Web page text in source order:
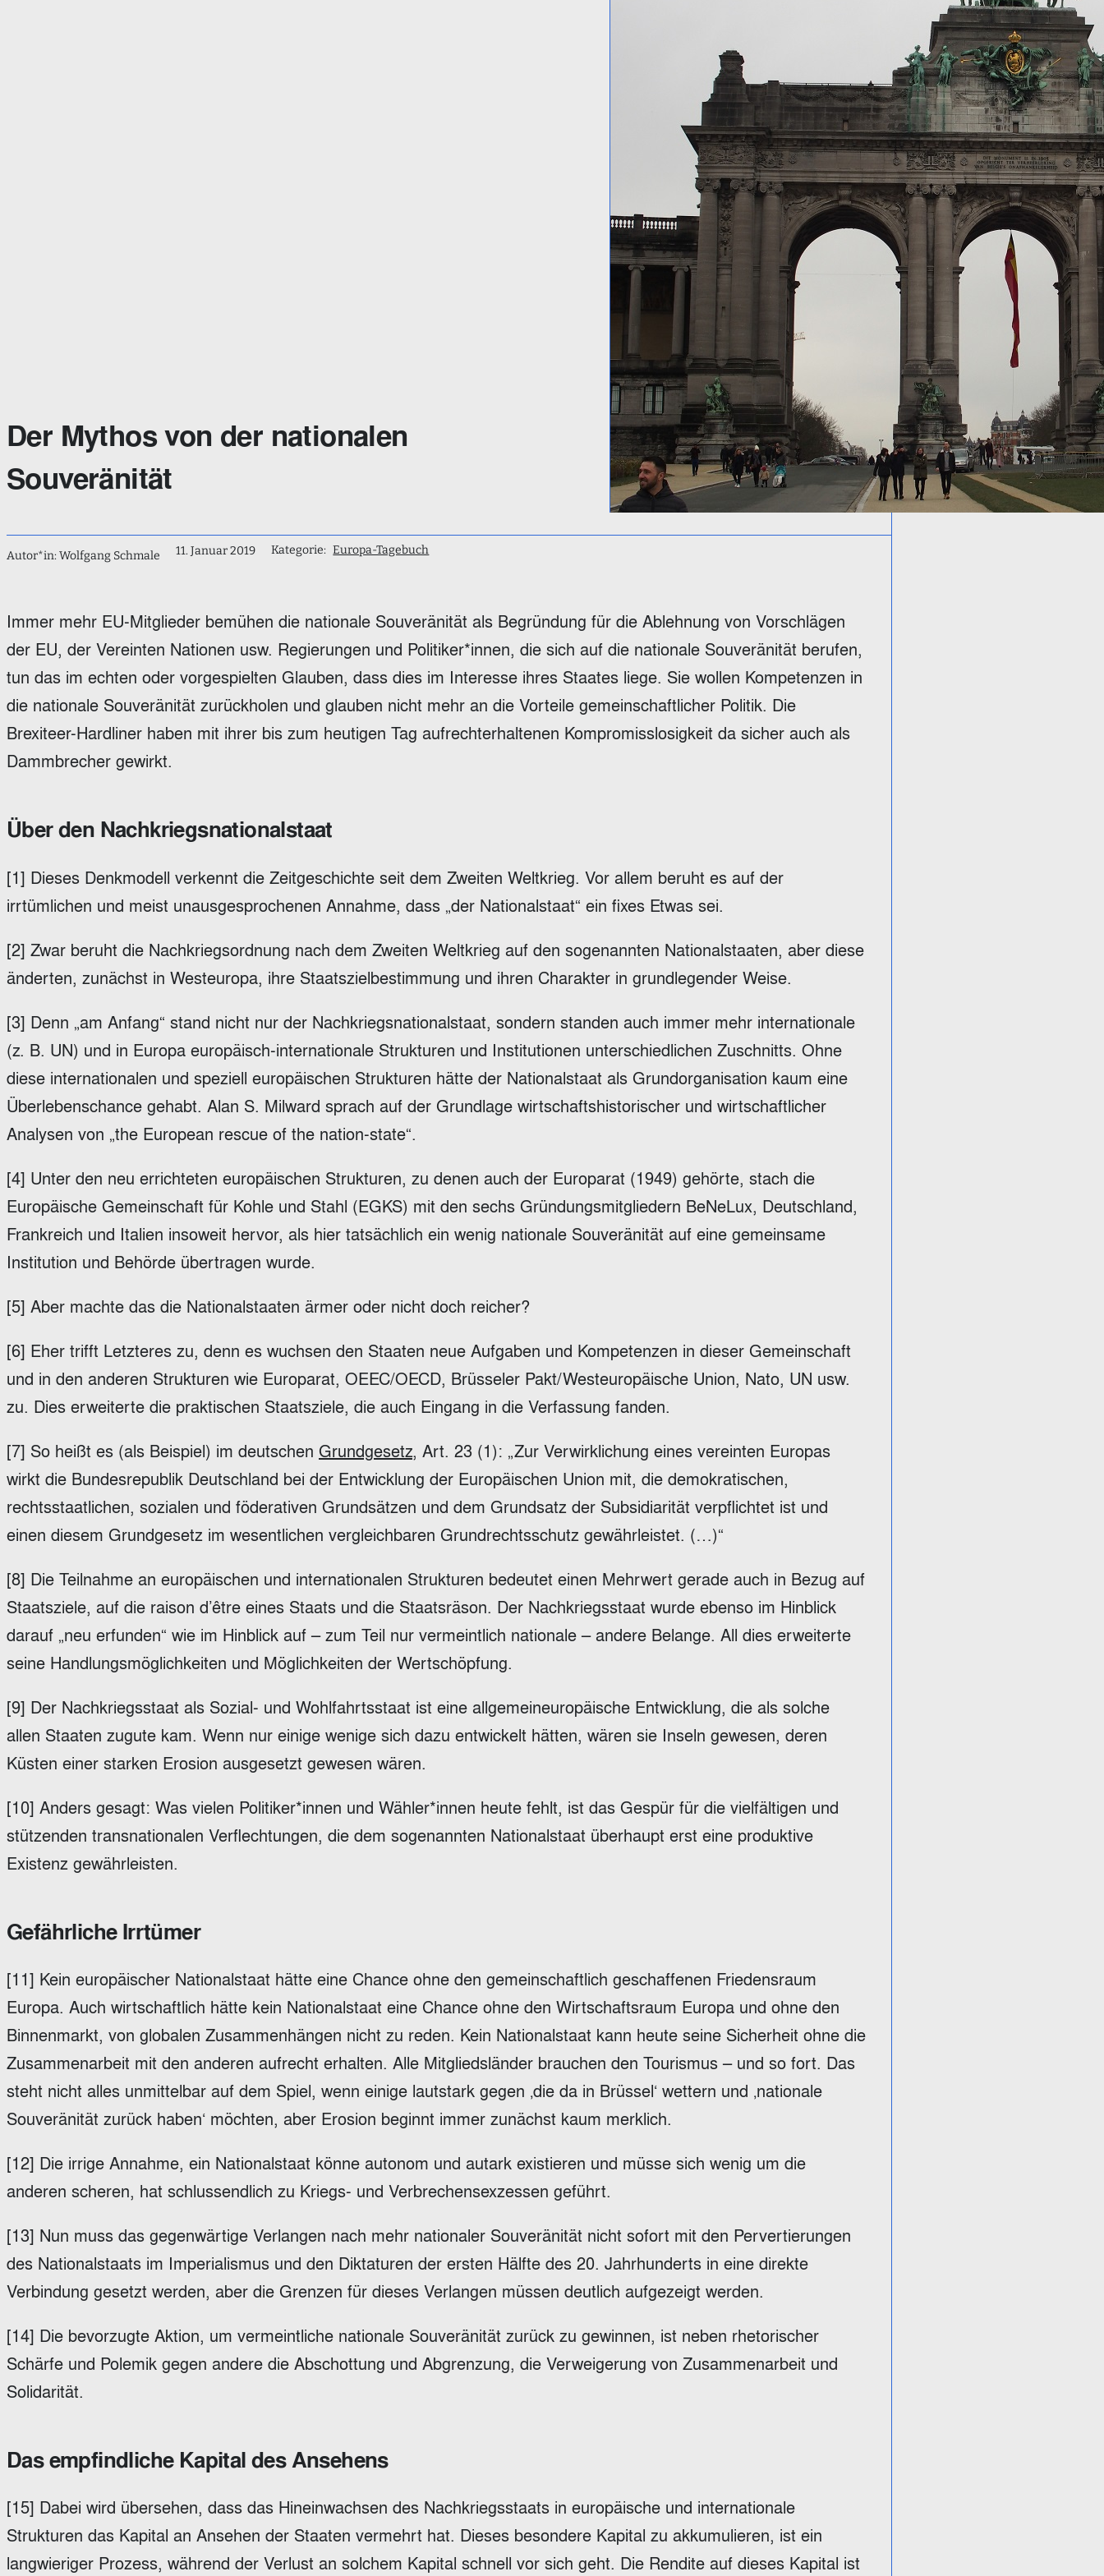
Der Mythos von der nationalen
Souveränität
Autor*in: Wolfgang Schmale 11. Januar 2019 Kategorie: Europa-Tagebuch
Immer mehr EU-Mitglieder bemühen die nationale Souveränität als Begründung für die Ablehnung von Vorschlägen
der EU, der Vereinten Nationen usw. Regierungen und Politiker*innen, die sich auf die nationale Souveränität berufen,
tun das im echten oder vorgespielten Glauben, dass dies im Interesse ihres Staates liege. Sie wollen Kompetenzen in
die nationale Souveränität zurückholen und glauben nicht mehr an die Vorteile gemeinschaftlicher Politik. Die
Brexiteer-Hardliner haben mit ihrer bis zum heutigen Tag aufrechterhaltenen Kompromisslosigkeit da sicher auch als
Dammbrecher gewirkt.
Über den Nachkriegsnationalstaat
[1] Dieses Denkmodell verkennt die Zeitgeschichte seit dem Zweiten Weltkrieg. Vor allem beruht es auf der
irrtümlichen und meist unausgesprochenen Annahme, dass „der Nationalstaat“ ein fixes Etwas sei.
[2] Zwar beruht die Nachkriegsordnung nach dem Zweiten Weltkrieg auf den sogenannten Nationalstaaten, aber diese
änderten, zunächst in Westeuropa, ihre Staatszielbestimmung und ihren Charakter in grundlegender Weise.
[3] Denn „am Anfang“ stand nicht nur der Nachkriegsnationalstaat, sondern standen auch immer mehr internationale
(z. B. UN) und in Europa europäisch-internationale Strukturen und Institutionen unterschiedlichen Zuschnitts. Ohne
diese internationalen und speziell europäischen Strukturen hätte der Nationalstaat als Grundorganisation kaum eine
Überlebenschance gehabt. Alan S. Milward sprach auf der Grundlage wirtschaftshistorischer und wirtschaftlicher
Analysen von „the European rescue of the nation-state“.
[4] Unter den neu errichteten europäischen Strukturen, zu denen auch der Europarat (1949) gehörte, stach die
Europäische Gemeinschaft für Kohle und Stahl (EGKS) mit den sechs Gründungsmitgliedern BeNeLux, Deutschland,
Frankreich und Italien insoweit hervor, als hier tatsächlich ein wenig nationale Souveränität auf eine gemeinsame
Institution und Behörde übertragen wurde.
[5] Aber machte das die Nationalstaaten ärmer oder nicht doch reicher?
[6] Eher trifft Letzteres zu, denn es wuchsen den Staaten neue Aufgaben und Kompetenzen in dieser Gemeinschaft
und in den anderen Strukturen wie Europarat, OEEC/OECD, Brüsseler Pakt/Westeuropäische Union, Nato, UN usw.
zu. Dies erweiterte die praktischen Staatsziele, die auch Eingang in die Verfassung fanden.
[7] So heißt es (als Beispiel) im deutschen Grundgesetz, Art. 23 (1): „Zur Verwirklichung eines vereinten Europas
wirkt die Bundesrepublik Deutschland bei der Entwicklung der Europäischen Union mit, die demokratischen,
rechtsstaatlichen, sozialen und föderativen Grundsätzen und dem Grundsatz der Subsidiarität verpflichtet ist und
einen diesem Grundgesetz im wesentlichen vergleichbaren Grundrechtsschutz gewährleistet. (…)“
[8] Die Teilnahme an europäischen und internationalen Strukturen bedeutet einen Mehrwert gerade auch in Bezug auf
Staatsziele, auf die raison d’être eines Staats und die Staatsräson. Der Nachkriegsstaat wurde ebenso im Hinblick
darauf „neu erfunden“ wie im Hinblick auf – zum Teil nur vermeintlich nationale – andere Belange. All dies erweiterte
seine Handlungsmöglichkeiten und Möglichkeiten der Wertschöpfung.
[9] Der Nachkriegsstaat als Sozial- und Wohlfahrtsstaat ist eine allgemeineuropäische Entwicklung, die als solche
allen Staaten zugute kam. Wenn nur einige wenige sich dazu entwickelt hätten, wären sie Inseln gewesen, deren
Küsten einer starken Erosion ausgesetzt gewesen wären.
[10] Anders gesagt: Was vielen Politiker*innen und Wähler*innen heute fehlt, ist das Gespür für die vielfältigen und
stützenden transnationalen Verflechtungen, die dem sogenannten Nationalstaat überhaupt erst eine produktive
Existenz gewährleisten.
Gefährliche Irrtümer
[11] Kein europäischer Nationalstaat hätte eine Chance ohne den gemeinschaftlich geschaffenen Friedensraum
Europa. Auch wirtschaftlich hätte kein Nationalstaat eine Chance ohne den Wirtschaftsraum Europa und ohne den
Binnenmarkt, von globalen Zusammenhängen nicht zu reden. Kein Nationalstaat kann heute seine Sicherheit ohne die
Zusammenarbeit mit den anderen aufrecht erhalten. Alle Mitgliedsländer brauchen den Tourismus – und so fort. Das
steht nicht alles unmittelbar auf dem Spiel, wenn einige lautstark gegen ‚die da in Brüssel‘ wettern und ‚nationale
Souveränität zurück haben‘ möchten, aber Erosion beginnt immer zunächst kaum merklich.
[12] Die irrige Annahme, ein Nationalstaat könne autonom und autark existieren und müsse sich wenig um die
anderen scheren, hat schlussendlich zu Kriegs- und Verbrechensexzessen geführt.
[13] Nun muss das gegenwärtige Verlangen nach mehr nationaler Souveränität nicht sofort mit den Pervertierungen
des Nationalstaats im Imperialismus und den Diktaturen der ersten Hälfte des 20. Jahrhunderts in eine direkte
Verbindung gesetzt werden, aber die Grenzen für dieses Verlangen müssen deutlich aufgezeigt werden.
[14] Die bevorzugte Aktion, um vermeintliche nationale Souveränität zurück zu gewinnen, ist neben rhetorischer
Schärfe und Polemik gegen andere die Abschottung und Abgrenzung, die Verweigerung von Zusammenarbeit und
Solidarität.
Das empfindliche Kapital des Ansehens
[15] Dabei wird übersehen, dass das Hineinwachsen des Nachkriegsstaats in europäische und internationale
Strukturen das Kapital an Ansehen der Staaten vermehrt hat. Dieses besondere Kapital zu akkumulieren, ist ein
langwieriger Prozess, während der Verlust an solchem Kapital schnell vor sich geht. Die Rendite auf dieses Kapital ist